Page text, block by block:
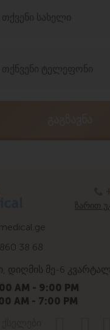
ᲖᲐᲠᲘᲗ
38 68
დიღმის მე-6
AM - 9:00 PM
AM - 7:00 PM